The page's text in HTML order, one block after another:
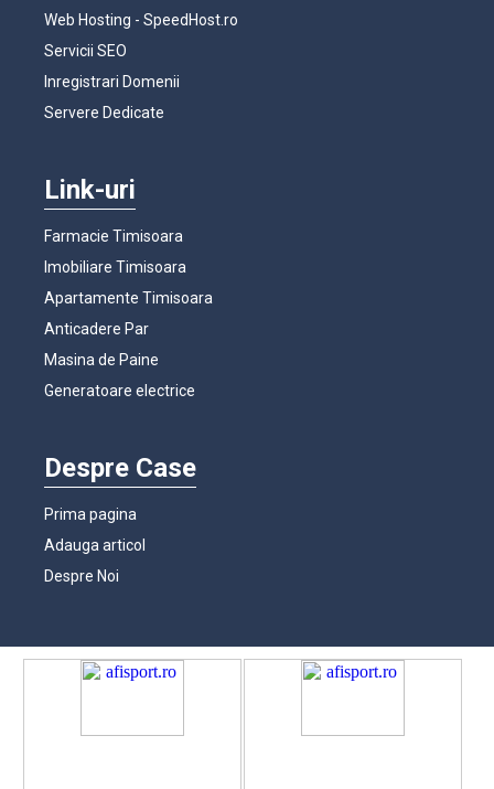
Web Hosting - SpeedHost.ro
Servicii SEO
Inregistrari Domenii
Servere Dedicate
Link-uri
Farmacie Timisoara
Imobiliare Timisoara
Apartamente Timisoara
Anticadere Par
Masina de Paine
Generatoare electrice
Despre Case
Prima pagina
Adauga articol
Despre Noi